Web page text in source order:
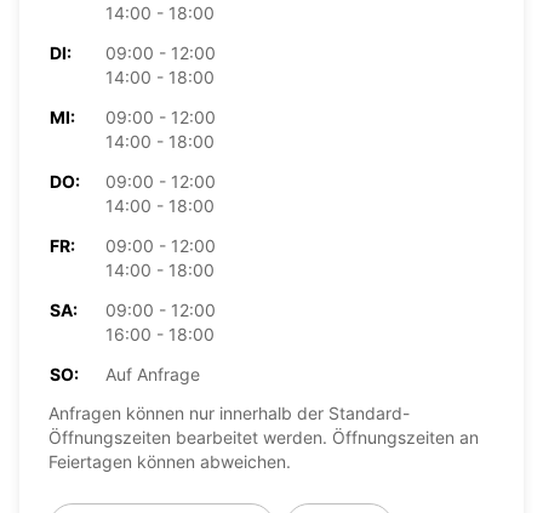
14:00 - 18:00
DI:
09:00 - 12:00
14:00 - 18:00
MI:
09:00 - 12:00
14:00 - 18:00
DO:
09:00 - 12:00
14:00 - 18:00
FR:
09:00 - 12:00
14:00 - 18:00
SA:
09:00 - 12:00
16:00 - 18:00
SO:
Auf Anfrage
Anfragen können nur innerhalb der Standard-
Öffnungszeiten bearbeitet werden. Öffnungszeiten an
Feiertagen können abweichen.